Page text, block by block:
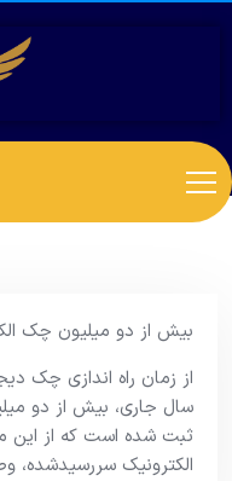
بیش از دو میلیون چک
از زمان راه اندازی چک
الکترونیک